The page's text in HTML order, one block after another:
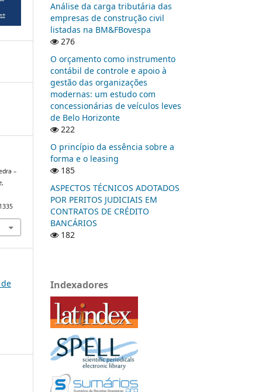
–
,
Análise da carga tributária das
empresas de construção civil
listadas na BM&FBovespa
276
O orçamento como instrumento
contábil de controle e apoio à
gestão das organizações
modernas: um estudo com
concessionárias de veículos leves
de Belo Horizonte
222
O princípio da essência sobre a
forma e o leasing
185
ASPECTOS TÉCNICOS ADOTADOS
POR PERITOS JUDICIAIS EM
CONTRATOS DE CRÉDITO
BANCÁRIOS
182
Indexadores